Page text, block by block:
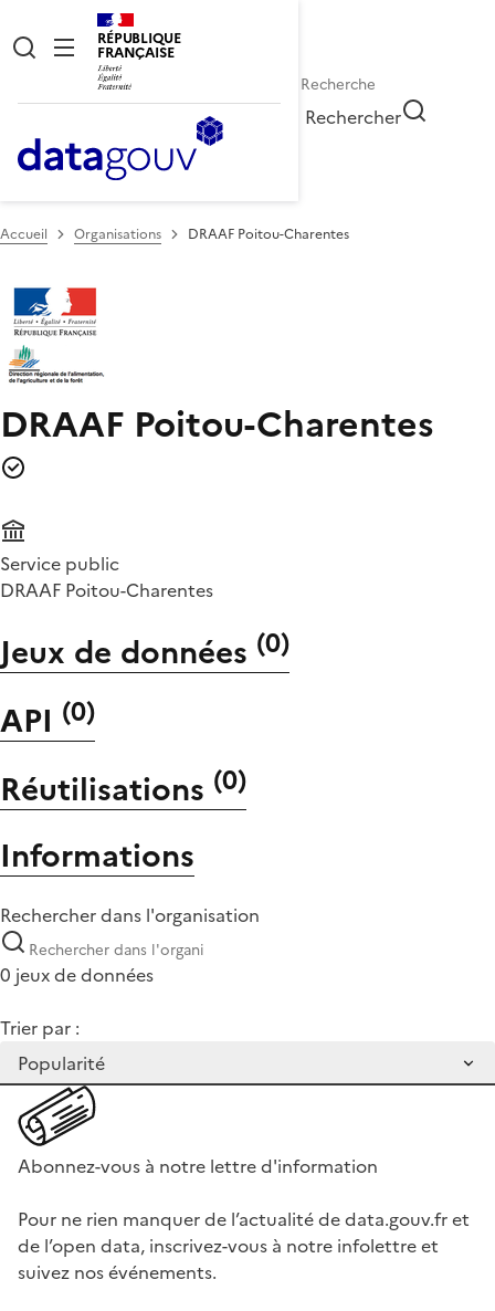
RÉPUBLIQUE
FRANÇAISE
Rechercher
Accueil Organisations DRAAF Poitou-Charentes
DRAAF Poitou-Charentes
Service public
DRAAF Poitou-Charentes
Jeux de données (0)
API (0)
Réutilisations (0)
Informations
Rechercher dans l'organisation
0 jeux de données
Trier par :
Abonnez-vous à notre lettre d'information
Pour ne rien manquer de l’actualité de data.gouv.fr et
de l’open data, inscrivez-vous à notre infolettre et
suivez nos événements.